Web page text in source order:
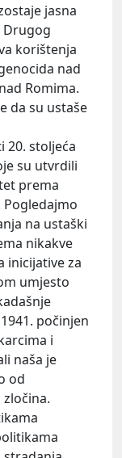
jasna
Drugog
korištenja
nad
Romima.
da su ustaše
20. stoljeća
su utvrdili
prema
na ustaški
nikakve
inicijative za
umjesto
počinjen
i
naša je
od